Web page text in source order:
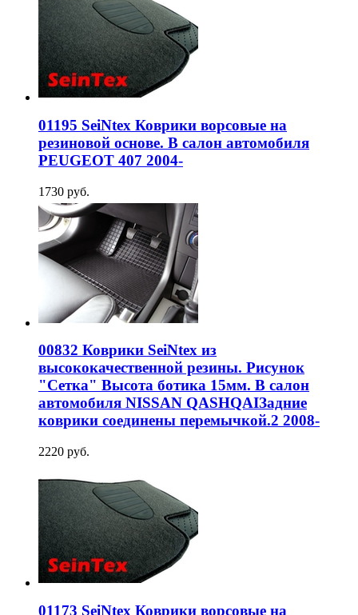
01195 SeiNtex Коврики ворсовые на
резиновой основе. В салон автомобиля
PEUGEOT 407 2004-
1730 руб.
00832 Коврики SeiNtex из
высококачественной резины. Рисунок
"Сетка" Высота ботика 15мм. В салон
автомобиля NISSAN QASHQAIЗадние
коврики соединены перемычкой.2 2008-
2220 руб.
01173 SeiNtex Коврики ворсовые на